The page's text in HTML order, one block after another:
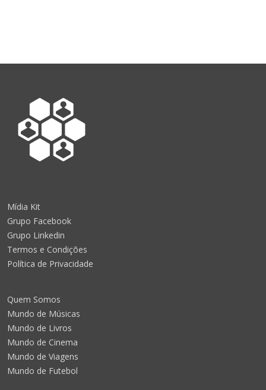
Mídia Kit
Grupo Facebook
Grupo Linkedin
Termos e Condições
Política de Privacidade
Quem Somos
Mundo de Músicas
Mundo de Livros
Mundo de Cinema
Mundo de Viagens
Mundo de Futebol